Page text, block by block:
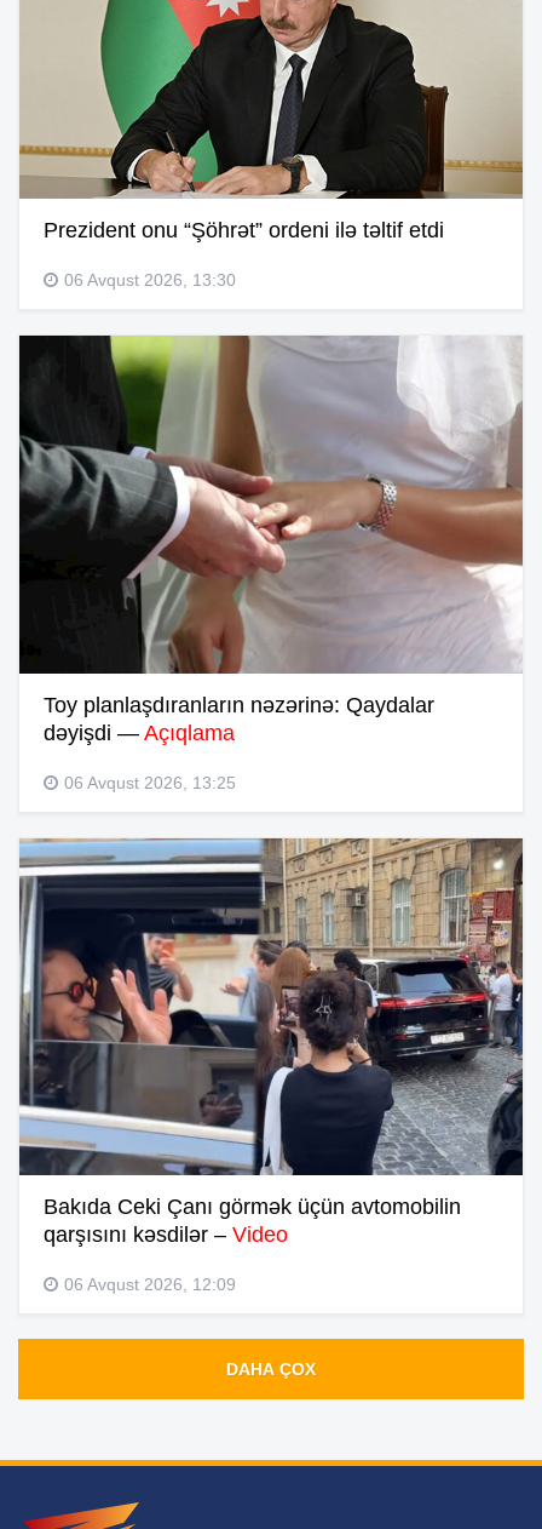
Prezident onu “Şöhrət” ordeni ilə təltif etdi
06 Avqust 2026, 13:30
Toy planlaşdıranların nəzərinə: Qaydalar
dəyişdi — Açıqlama
06 Avqust 2026, 13:25
Bakıda Ceki Çanı görmək üçün avtomobilin
qarşısını kəsdilər – Video
06 Avqust 2026, 12:09
DAHA ÇOX